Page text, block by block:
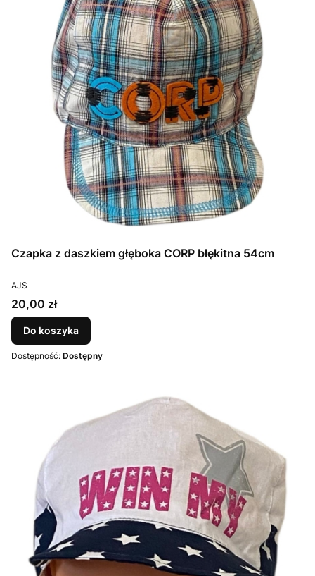
Czapka z daszkiem głęboka CORP błękitna 54cm
PRODUCENT
AJS
Cena
20,00 zł
Do koszyka
Dostępność: Dostępny